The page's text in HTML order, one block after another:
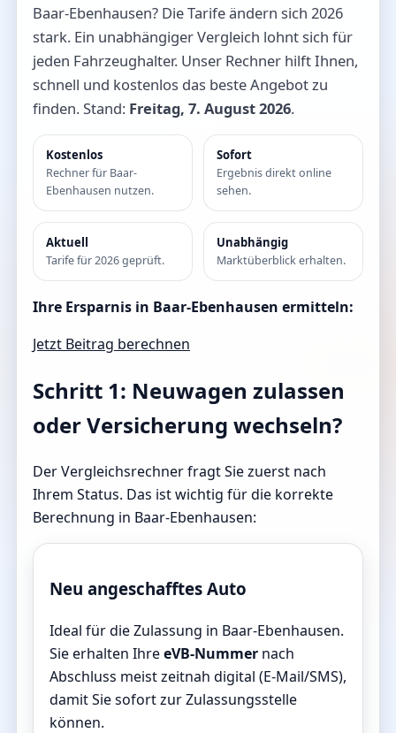
Baar-Ebenhausen? Die Tarife ändern sich 2026
stark. Ein unabhängiger Vergleich lohnt sich für
jeden Fahrzeughalter. Unser Rechner hilft Ihnen,
schnell und kostenlos das beste Angebot zu
finden. Stand: Freitag, 7. August 2026.
Kostenlos
Rechner für Baar-
Ebenhausen nutzen.
Sofort
Ergebnis direkt online
sehen.
Aktuell
Tarife für 2026 geprüft.
Unabhängig
Marktüberblick erhalten.
Ihre Ersparnis in Baar-Ebenhausen ermitteln:
Jetzt Beitrag berechnen
Schritt 1: Neuwagen zulassen
oder Versicherung wechseln?
Der Vergleichsrechner fragt Sie zuerst nach
Ihrem Status. Das ist wichtig für die korrekte
Berechnung in Baar-Ebenhausen:
Neu angeschafftes Auto
Ideal für die Zulassung in Baar-Ebenhausen.
Sie erhalten IhreeVB-Nummer nach
Abschluss meist zeitnah digital (E-Mail/SMS),
damit Sie sofort zur Zulassungsstelle
können.